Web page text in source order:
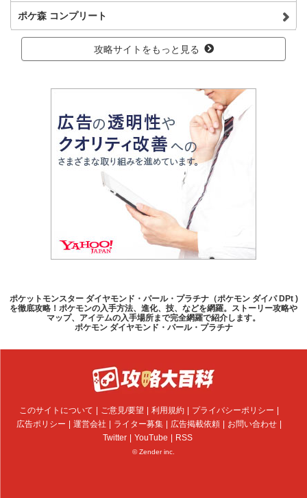
ポケ森 コンプリート
攻略サイトをもっと見る
ポケットモンスター ダイヤモンド・パール・プラチナ（ポケモン ダイパ DPt )
を徹底攻略！ポケモンの入手方法、進化、技、などを網羅。ストーリー攻略や
マップ、アイテムの入手場所まで完全網羅で紹介します。
ポケモン ダイヤモンド・パール・プラチナ
このサイトについて ご意見/要望 利用規約
プライバシーポリシー
広告ポリシー
運営会社 ライター募集 広告掲載依頼
お問い合わせ
Twitter
YouTube RSS
© Zender inc.